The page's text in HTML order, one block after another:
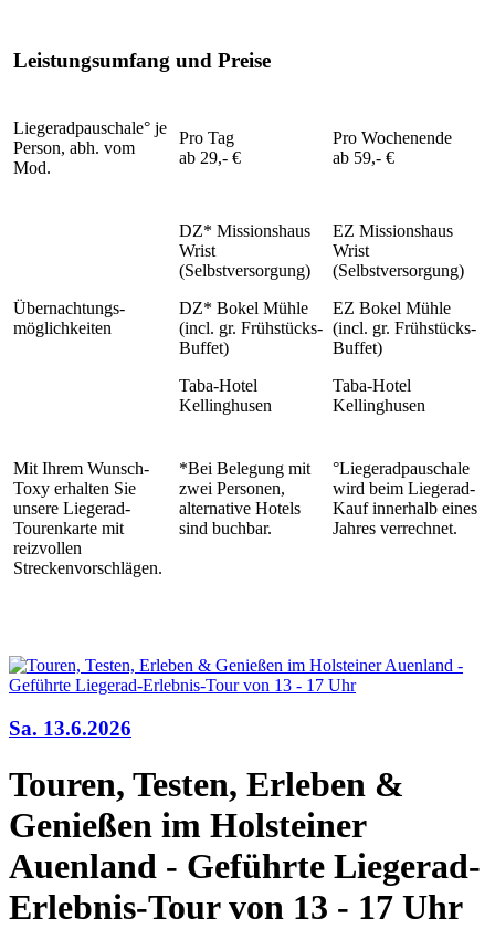
Leistungsumfang und Preise
Liegeradpauschale° je
Person, abh. vom
Mod.
Pro Tag
ab 29,- €
Pro Wochenende
ab 59,- €
Übernachtungs-
möglichkeiten
DZ* Missionshaus
Wrist
(Selbstversorgung)
DZ* Bokel Mühle
(incl. gr. Frühstücks-
Buffet)
Taba-Hotel
Kellinghusen
EZ Missionshaus
Wrist
(Selbstversorgung)
EZ Bokel Mühle
(incl. gr. Frühstücks-
Buffet)
Taba-Hotel
Kellinghusen
Mit Ihrem Wunsch-
Toxy erhalten Sie
unsere Liegerad-
Tourenkarte mit
reizvollen
Streckenvorschlägen.
*Bei Belegung mit
zwei Personen,
alternative Hotels
sind buchbar.
°Liegeradpauschale
wird beim Liegerad-
Kauf innerhalb eines
Jahres verrechnet.
Sa. 13.6.2026
Touren, Testen, Erleben &
Genießen im Holsteiner
Auenland - Geführte Liegerad-
Erlebnis-Tour von 13 - 17 Uhr